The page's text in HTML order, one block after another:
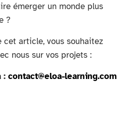
émerger un monde plus
?
cet article, vous souhaitez
nous sur vos projets :
: contact@eloa-learning.com